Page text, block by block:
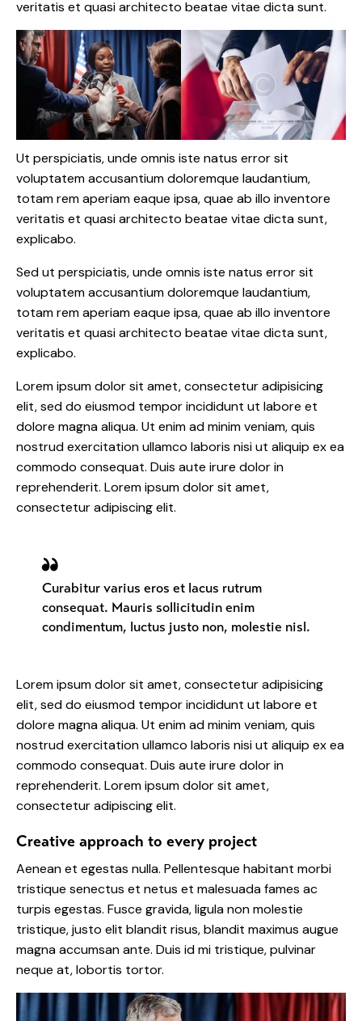
veritatis et quasi architecto beatae vitae dicta sunt.
Ut perspiciatis, unde omnis iste natus error sit
voluptatem accusantium doloremque laudantium,
totam rem aperiam eaque ipsa, quae ab illo inventore
veritatis et quasi architecto beatae vitae dicta sunt,
explicabo.
Sed ut perspiciatis, unde omnis iste natus error sit
voluptatem accusantium doloremque laudantium,
totam rem aperiam eaque ipsa, quae ab illo inventore
veritatis et quasi architecto beatae vitae dicta sunt,
explicabo.
Lorem ipsum dolor sit amet, consectetur adipisicing
elit, sed do eiusmod tempor incididunt ut labore et
dolore magna aliqua. Ut enim ad minim veniam, quis
nostrud exercitation ullamco laboris nisi ut aliquip ex ea
commodo consequat. Duis aute irure dolor in
reprehenderit. Lorem ipsum dolor sit amet,
consectetur adipiscing elit.
Curabitur varius eros et lacus rutrum
consequat. Mauris sollicitudin enim
condimentum, luctus justo non, molestie nisl.
Lorem ipsum dolor sit amet, consectetur adipisicing
elit, sed do eiusmod tempor incididunt ut labore et
dolore magna aliqua. Ut enim ad minim veniam, quis
nostrud exercitation ullamco laboris nisi ut aliquip ex ea
commodo consequat. Duis aute irure dolor in
reprehenderit. Lorem ipsum dolor sit amet,
consectetur adipiscing elit.
Creative approach to every project
Aenean et egestas nulla. Pellentesque habitant morbi
tristique senectus et netus et malesuada fames ac
turpis egestas. Fusce gravida, ligula non molestie
tristique, justo elit blandit risus, blandit maximus augue
magna accumsan ante. Duis id mi tristique, pulvinar
neque at, lobortis tortor.